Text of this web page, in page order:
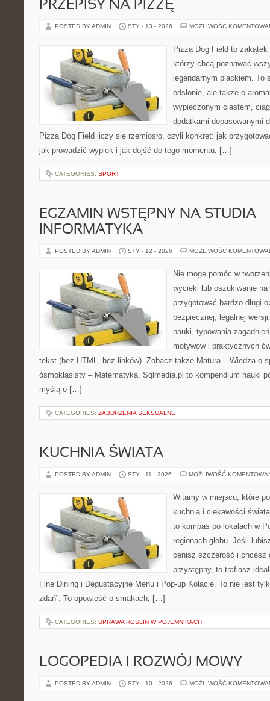
PRZEPISY NA PIZZĘ
POSTED BY ADMIN STY - 13 - 2026 MOŻLIWOŚĆ
Pizza Dog Field to
którzy chcą poznawać
legendarnym plackiem. To
odsłonie, ale także o
wypieczonym ciastem,
dodatkami dopasowanymi
Pizza Dog Field liczy się rzemiosło, czyli konkret: jak
jak prowadzić wypiek i jak dojść do tego momentu, […]
CATEGORIES: SPORT
EGZAMIN WSTĘPNY NA STUDIA –
INFORMATYKA
POSTED BY ADMIN STY - 12 - 2026 MOŻLIWOŚĆ
Nie mogę pomóc w
wycieki lub oszukiwanie
przygotować bardzo długi
bezpiecznej, legalnej
nauki, typowania
motywów i praktycznych
tekst (bez HTML, bez linków). Zobacz także Matura – Wiedza o
ósmoklasisty – Matematyka. Sqlmedia.pl to kompendium nauki
myślą o […]
CATEGORIES: ZABURZENIA SEKSUALNE
KUCHNIA ŚWIATA
POSTED BY ADMIN STY - 11 - 2026 MOŻLIWOŚĆ
Witamy w miejscu, które
kuchnią i ciekawości
to kompas po lokalach w
regionach globu. Jeśli
cenisz szczerość i chcesz
przystępny, to trafiasz
Fine Dining i Degustacyjne Menu i Pop-up Kolacje. To nie jest
zdań”. To opowieść o smakach, […]
CATEGORIES: UPRAWA ROŚLIN W POJEMNIKACH
LOGOPEDIA I ROZWÓJ MOWY
POSTED BY ADMIN STY - 10 - 2026 MOŻLIWOŚĆ